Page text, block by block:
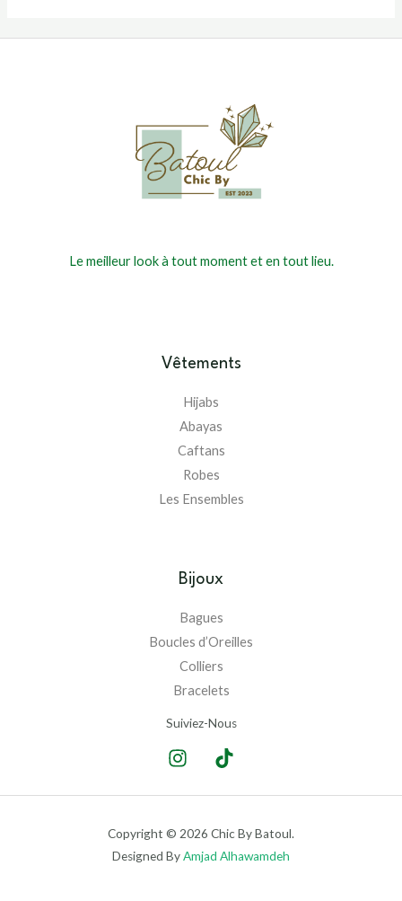
Le meilleur look à tout moment et en tout lieu.
Vêtements
Hijabs
Abayas
Caftans
Robes
Les Ensembles
Bijoux
Bagues
Boucles d’Oreilles
Colliers
Bracelets
Suiviez-Nous
Copyright © 2026 Chic By Batoul.
Designed ByAmjad Alhawamdeh